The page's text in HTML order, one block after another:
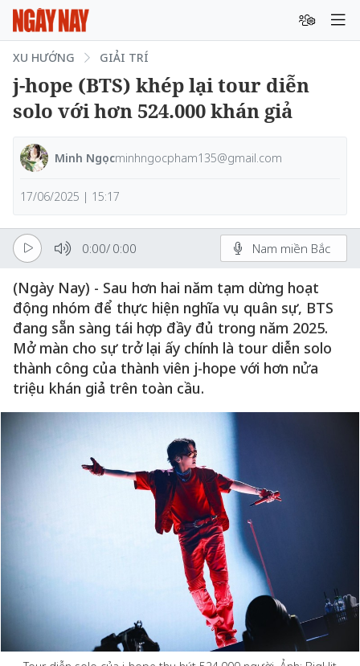
XU HƯỚNG GIẢI TRÍ
j-hope (BTS) khép lại tour diễn
solo với hơn 524.000 khán giả
Minh Ngọcminhngocpham135@gmail.com
17/06/2025 | 15:17
0:00/ 0:00 Nam miền Bắc
(Ngày Nay) - Sau hơn hai năm tạm dừng hoạt
động nhóm để thực hiện nghĩa vụ quân sự, BTS
đang sẵn sàng tái hợp đầy đủ trong năm 2025.
Mở màn cho sự trở lại ấy chính là tour diễn solo
thành công của thành viên j-hope với hơn nửa
triệu khán giả trên toàn cầu.